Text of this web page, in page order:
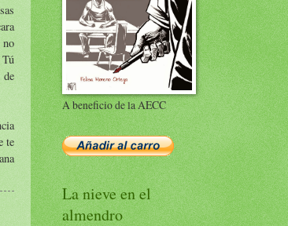
de
te
A beneficio de la AECC
La nieve en el
almendro